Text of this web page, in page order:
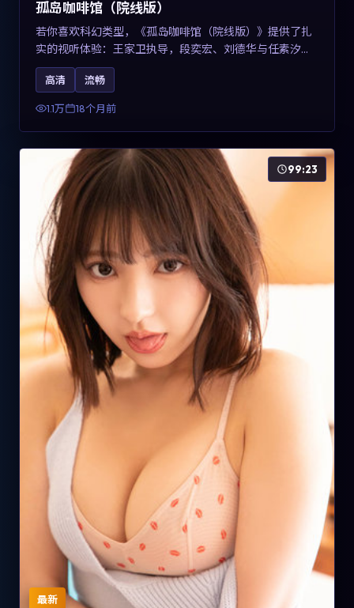
孤岛咖啡馆（院线版）
若你喜欢科幻类型，《孤岛咖啡馆（院线版）》提供了扎
实的视听体验：王家卫执导，段奕宏、刘德华与任素汐共
同演绎。影片2025年于中国台湾上映，内容用冷峻镜头语
言观察城市夜间的孤独，关键词包含高清流畅、人物关系
与情节反转，适合检索「2025科幻」「中国台湾电影」的
高清 流畅
1.1万 18个月前
最新
99:23